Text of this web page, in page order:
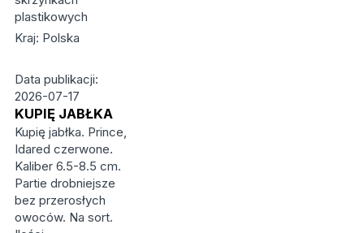
plastikowych
Kraj: Polska
Data publikacji:
2026-07-17
KUPIĘ JABŁKA
Kupię jabłka. Prince,
Idared czerwone.
Kaliber 6.5-8.5 cm.
Partie drobniejsze
bez przerosłych
owoców. Na sort.